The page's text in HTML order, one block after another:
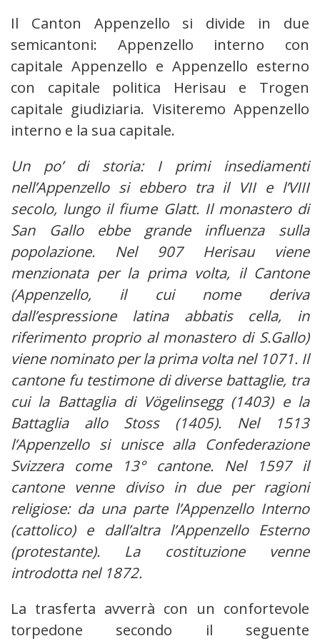
Il Canton Appenzello si divide in due
semicantoni: Appenzello interno con
capitale Appenzello e Appenzello esterno
con capitale politica Herisau e Trogen
capitale giudiziaria. Visiteremo Appenzello
interno e la sua capitale.
Un po’ di storia: I primi insediamenti
nell’Appenzello si ebbero tra il VII e l’VIII
secolo, lungo il fiume Glatt. Il monastero di
San Gallo ebbe grande influenza sulla
popolazione. Nel 907 Herisau viene
menzionata per la prima volta, il Cantone
(Appenzello, il cui nome deriva
dall’espressione latina abbatis cella, in
riferimento proprio al monastero di S.Gallo)
viene nominato per la prima volta nel 1071. Il
cantone fu testimone di diverse battaglie, tra
cui la Battaglia di Vögelinsegg (1403) e la
Battaglia allo Stoss (1405). Nel 1513
l’Appenzello si unisce alla Confederazione
Svizzera come 13° cantone. Nel 1597 il
cantone venne diviso in due per ragioni
religiose: da una parte l’Appenzello Interno
(cattolico) e dall’altra l’Appenzello Esterno
(protestante). La costituzione venne
introdotta nel 1872.
La trasferta avverrà con un confortevole
torpedone secondo il seguente